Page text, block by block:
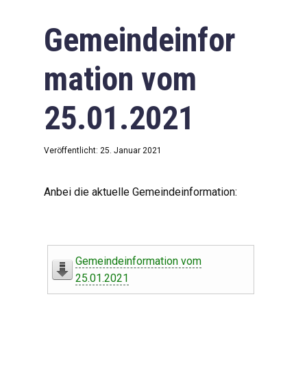
Gemeindeinfor
mation vom
25.01.2021
Veröffentlicht: 25. Januar 2021
Anbei die aktuelle Gemeindeinformation:
Gemeindeinformation vom
25.01.2021